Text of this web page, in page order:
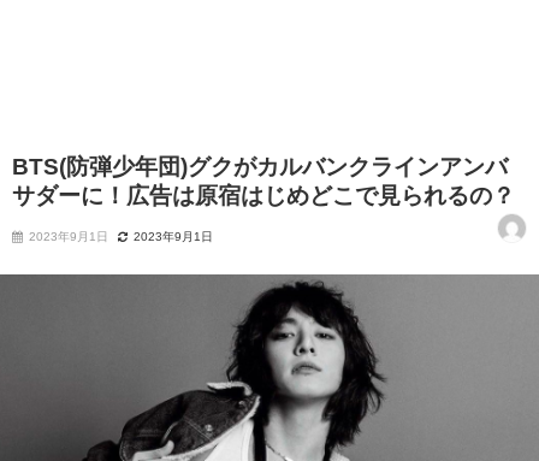
BTS(防弾少年団)グクがカルバンクラインアンバ
サダーに！広告は原宿はじめどこで見られるの？
2023年9月1日 2023年9月1日